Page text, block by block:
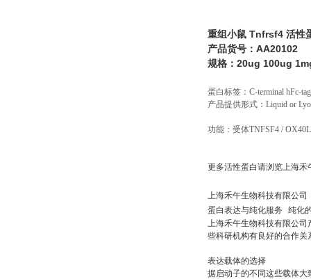
重组小鼠 Tnfrsf4 活性
产品货号：AA20102
规格：20ug 100ug
蛋白标签： C-terminal hFc-
产品提供形式： Liquid or
功能：受体TNFSF4 /
更多活性蛋白请浏览上海禾
上海禾午生物科技有限公司
蛋白表达与纯化服务
纯化
上海禾午生物科技有限公司
些科研机构有良好的合作关
表达载体的选择
据启动子的不同这些载体大